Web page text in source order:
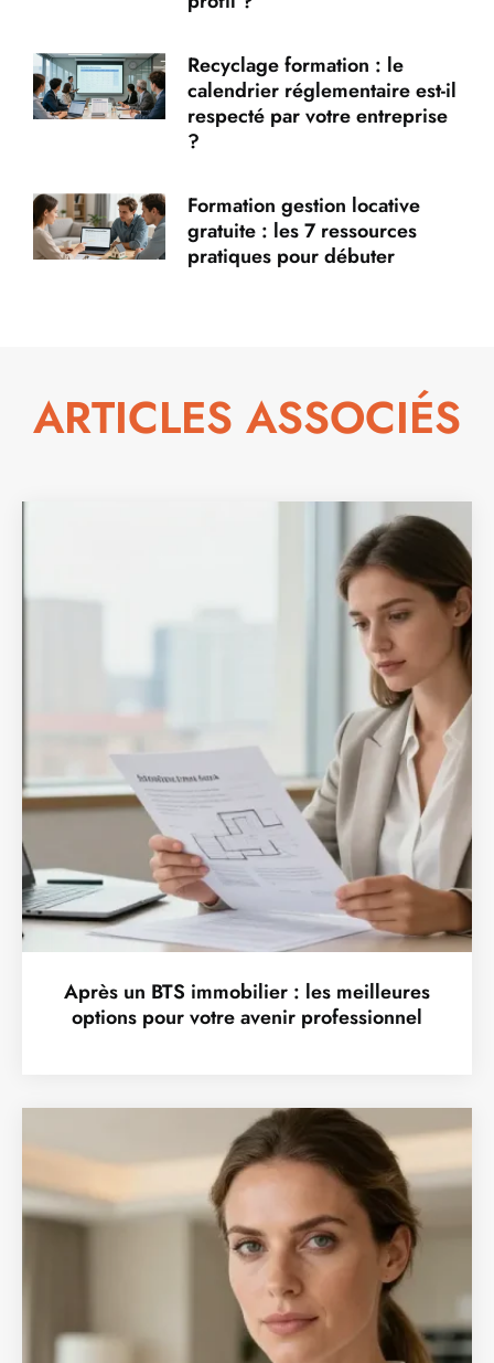
Recyclage formation : le
calendrier réglementaire est-il
respecté par votre entreprise
?
Formation gestion locative
gratuite : les 7 ressources
pratiques pour débuter
ARTICLES ASSOCIÉS
Après un BTS immobilier : les meilleures
options pour votre avenir professionnel